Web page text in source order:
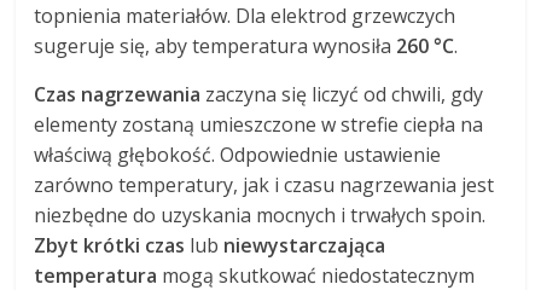
topnienia materiałów. Dla elektrod grzewczych
sugeruje się, aby temperatura wynosiła 260 °C.
Czas nagrzewania zaczyna się liczyć od chwili, gdy
elementy zostaną umieszczone w strefie ciepła na
właściwą głębokość. Odpowiednie ustawienie
zarówno temperatury, jak i czasu nagrzewania jest
niezbędne do uzyskania mocnych i trwałych spoin.
Zbyt krótki czas lub niewystarczająca
temperatura mogą skutkować niedostatecznym